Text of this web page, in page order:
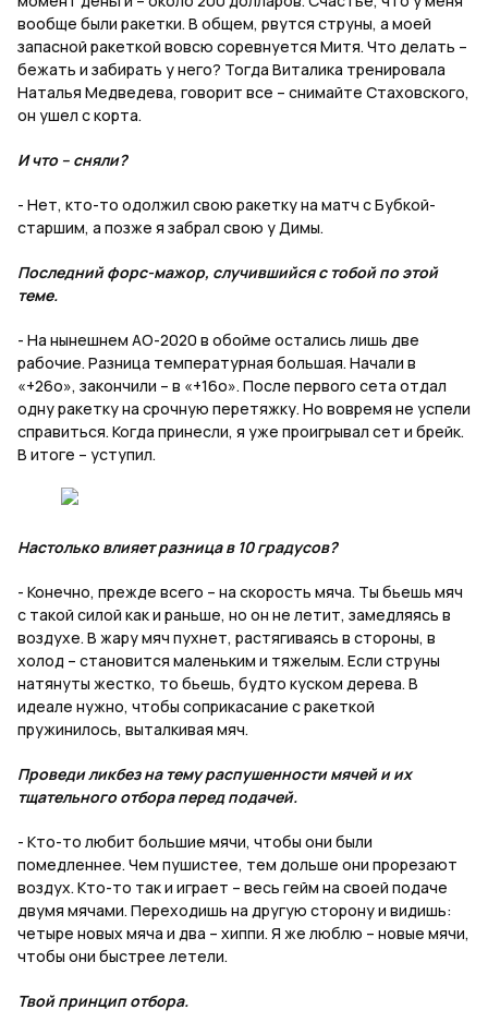
вообще были ракетки. В общем, рвутся струны, а моей
запасной ракеткой вовсю соревнуется Митя. Что делать –
бежать и забирать у него? Тогда Виталика тренировала
Наталья Медведева, говорит все – снимайте Стаховского,
он ушел с корта.
И что – сняли?
- Нет, кто-то одолжил свою ракетку на матч с Бубкой-
старшим, а позже я забрал свою у Димы.
Последний форс-мажор, случившийся с тобой по этой
теме.
- На нынешнем АО-2020 в обойме остались лишь две
рабочие. Разница температурная большая. Начали в
«+26о», закончили – в «+16о». После первого сета отдал
одну ракетку на срочную перетяжку. Но вовремя не успели
справиться. Когда принесли, я уже проигрывал сет и брейк.
В итоге – уступил.
Настолько влияет разница в 10 градусов?
- Конечно, прежде всего – на скорость мяча. Ты бьешь мяч
с такой силой как и раньше, но он не летит, замедляясь в
воздухе. В жару мяч пухнет, растягиваясь в стороны, в
холод – становится маленьким и тяжелым. Если струны
натянуты жестко, то бьешь, будто куском дерева. В
идеале нужно, чтобы соприкасание с ракеткой
пружинилось, выталкивая мяч.
Проведи ликбез на тему распушенности мячей и их
тщательного отбора перед подачей.
- Кто-то любит большие мячи, чтобы они были
помедленнее. Чем пушистее, тем дольше они прорезают
воздух. Кто-то так и играет – весь гейм на своей подаче
двумя мячами. Переходишь на другую сторону и видишь:
четыре новых мяча и два – хиппи. Я же люблю – новые мячи,
чтобы они быстрее летели.
Твой принцип отбора.